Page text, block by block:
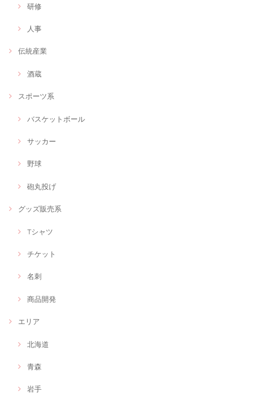
研修
人事
伝統産業
酒蔵
スポーツ系
バスケットボール
サッカー
野球
砲丸投げ
グッズ販売系
Tシャツ
チケット
名刺
商品開発
エリア
北海道
青森
岩手